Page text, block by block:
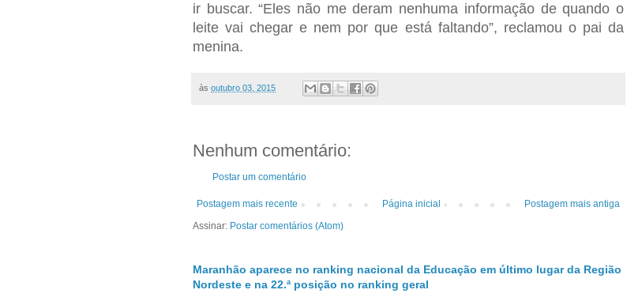
ir buscar. “Eles não me deram nenhuma informação de quando o
leite vai chegar e nem por que está faltando”, reclamou o pai da
menina.
às outubro 03, 2015
Nenhum comentário:
Postar um comentário
Postagem mais recente Postagem mais antiga
Página inicial
Assinar: Postar comentários (Atom)
Maranhão aparece no ranking nacional da Educação em último lugar da Região
Nordeste e na 22.ª posição no ranking geral